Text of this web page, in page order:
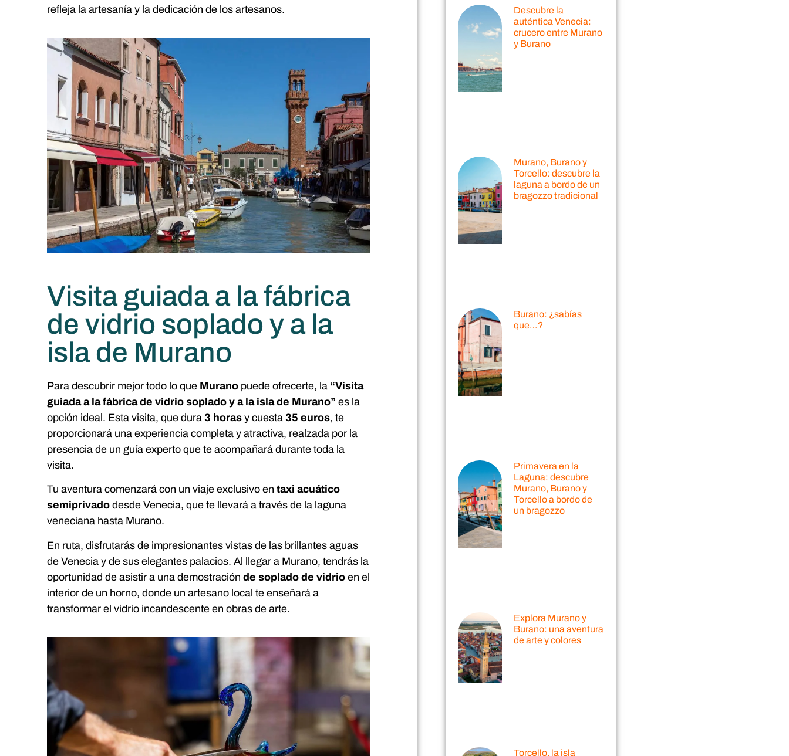
refleja la artesanía y la dedicación de los artesanos.
Visita guiada a la fábrica
de vidrio soplado y a la
isla de Murano
Para descubrir mejor todo lo que Murano puede ofrecerte, la “Visita
guiada a la fábrica de vidrio soplado y a la isla de Murano” es la
opción ideal. Esta visita, que dura 3 horas y cuesta 35 euros, te
proporcionará una experiencia completa y atractiva, realzada por la
presencia de un guía experto que te acompañará durante toda la
visita.
Tu aventura comenzará con un viaje exclusivo en taxi acuático
semiprivado desde Venecia, que te llevará a través de la laguna
veneciana hasta Murano.
En ruta, disfrutarás de impresionantes vistas de las brillantes aguas
de Venecia y de sus elegantes palacios. Al llegar a Murano, tendrás la
oportunidad de asistir a una demostración de soplado de vidrio en el
interior de un horno, donde un artesano local te enseñará a
transformar el vidrio incandescente en obras de arte.
Descubre la
auténtica Venecia:
crucero entre Murano
y Burano
Murano, Burano y
Torcello: descubre la
laguna a bordo de un
bragozzo tradicional
Burano: ¿sabías
que…?
Primavera en la
Laguna: descubre
Murano, Burano y
Torcello a bordo de
un bragozzo
Explora Murano y
Burano: una aventura
de arte y colores
Torcello, la isla